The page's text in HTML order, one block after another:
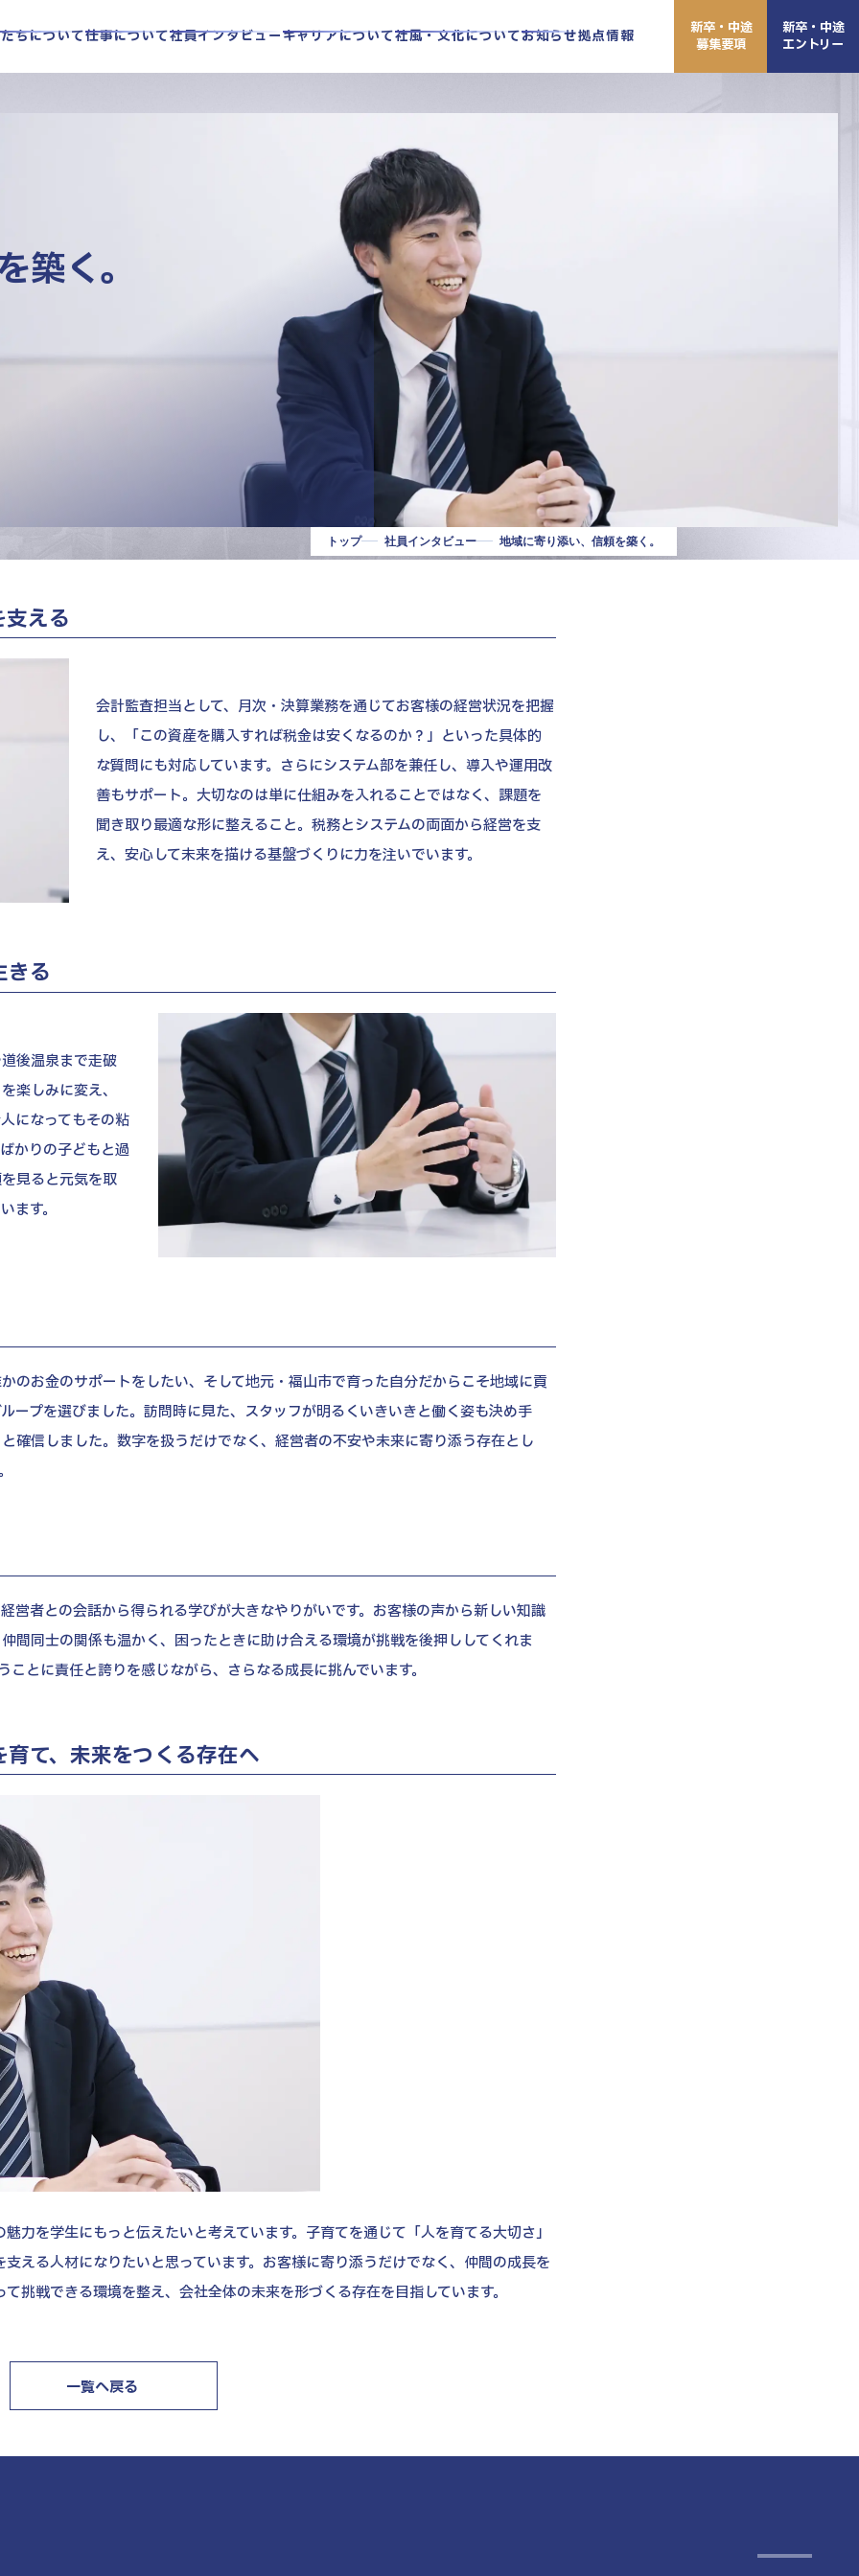
ちについて仕事について社員インタビューキャリアについて社風・文化についてお知らせ拠点情報
新卒・中途
募集要項
新卒・中途
エントリー
本部
本部
ENTRY
築く。
トップ 社員インタビュー 地域に寄り添い、信頼を築く。
える
会計監査担当として、月次・決算業務を通じてお客様の経営状況を把握
し、「この資産を購入すれば税金は安くなるのか？」といった具体的
な質問にも対応しています。さらにシステム部を兼任し、導入や運用改
善もサポート。大切なのは単に仕組みを入れることではなく、課題を
聞き取り最適な形に整えること。税務とシステムの両面から経営を支
え、安心して未来を描ける基盤づくりに力を注いでいます。
きる
後温泉まで走破
楽しみに変え、
になってもその粘
かりの子どもと過
見ると元気を取
ます。
のお金のサポートをしたい、そして地元・福山市で育った自分だからこそ地域に貢
ープを選びました。訪問時に見た、スタッフが明るくいきいきと働く姿も決め手
確信しました。数字を扱うだけでなく、経営者の不安や未来に寄り添う存在とし
営者との会話から得られる学びが大きなやりがいです。お客様の声から新しい知識
間同士の関係も温かく、困ったときに助け合える環境が挑戦を後押ししてくれま
とに責任と誇りを感じながら、さらなる成長に挑んでいます。
育て、未来をつくる存在へ
力を学生にもっと伝えたいと考えています。子育てを通じて「人を育てる大切さ」
える人材になりたいと思っています。お客様に寄り添うだけでなく、仲間の成長を
挑戦できる環境を整え、会社全体の未来を形づくる存在を目指しています。
一覧へ戻る